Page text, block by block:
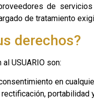
de
de tratamiento
derechos?
USUARIO son:
en